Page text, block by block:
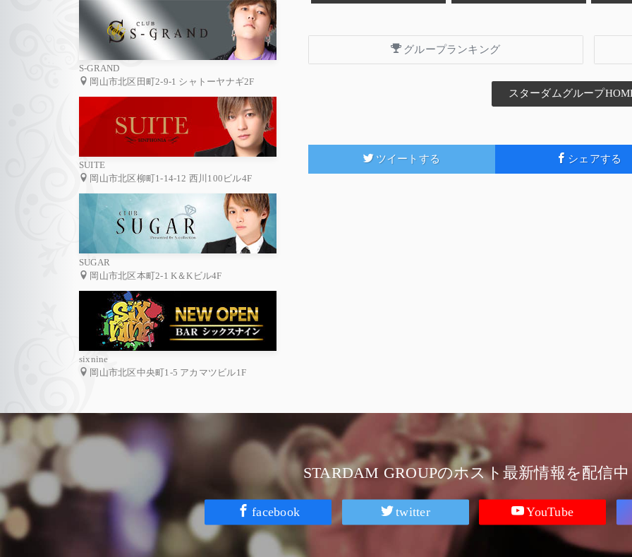
グループランキング
スターダムグループ
ツイートする シェアする
S-GRAND
岡山市北区田町2-9-1 シャトーヤナギ2F
SUITE
岡山市北区柳町1-14-12 西川100ビル4F
SUGAR
岡山市北区本町2-1 K＆Kビル4F
sixnine
岡山市北区中央町1-5 アカマツビル1F
STARDAM GROUPのホスト最新情報を配信
facebook twitter YouTube